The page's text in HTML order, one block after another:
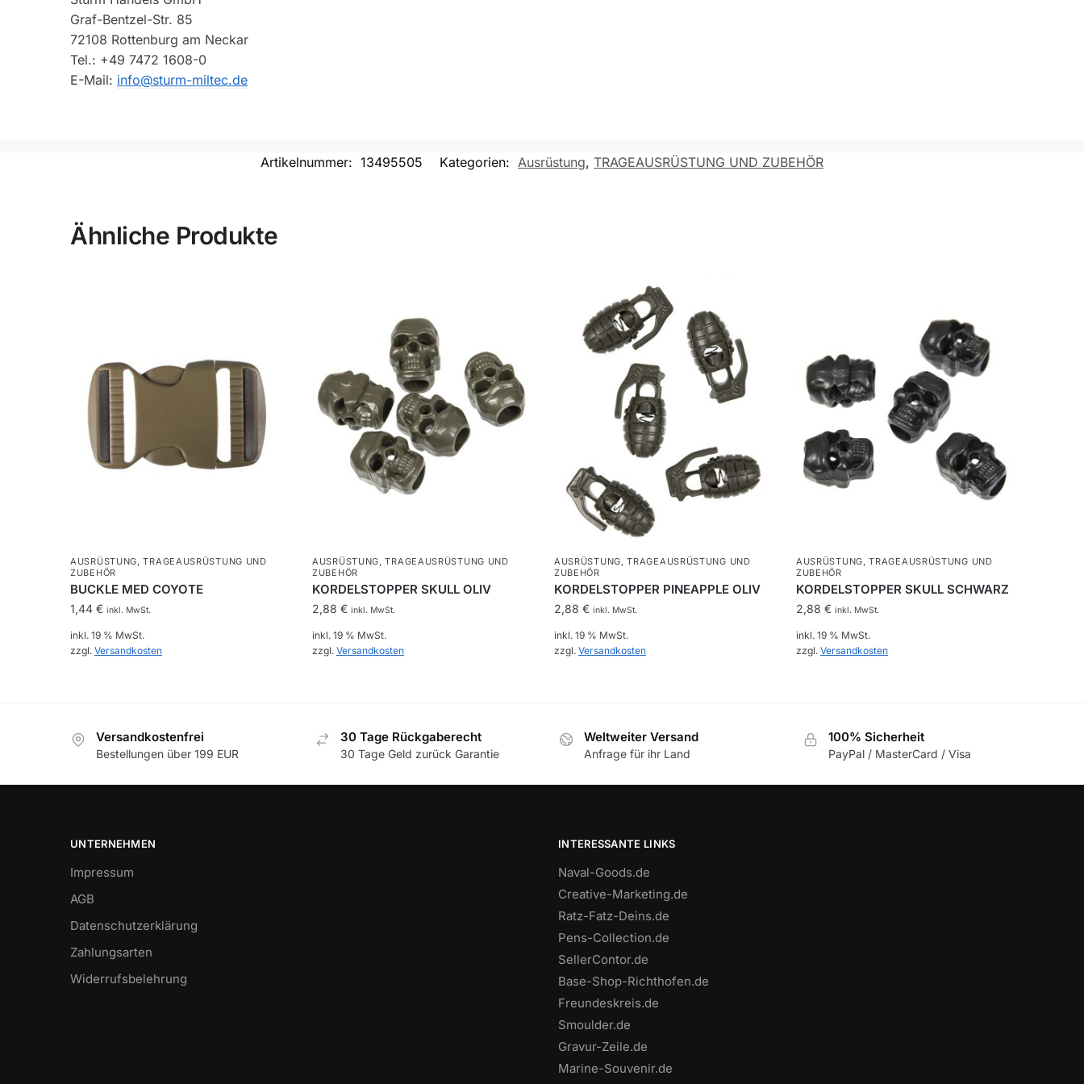
Graf-Bentzel-Str. 85
72108 Rottenburg am Neckar
Tel.: +49 7472 1608-0
E-Mail: info@sturm-miltec.de
Artikelnummer: 13495505 Kategorien: Ausrüstung, TRAGEAUSRÜSTUNG UND ZUBEHÖR
Ähnliche Produkte
AUSRÜSTUNG ,TRAGEAUSRÜSTUNG UND
ZUBEHÖR
BUCKLE MED COYOTE
1,44€ inkl. MwSt.
inkl. 19 % MwSt.
zzgl.Versandkosten
AUSRÜSTUNG ,TRAGEAUSRÜSTUNG UND
ZUBEHÖR
KORDELSTOPPER SKULL OLIV
2,88 € inkl. MwSt.
inkl. 19 % MwSt.
zzgl. Versandkosten
AUSRÜSTUNG ,TRAGEAUSRÜSTUNG UND
ZUBEHÖR
KORDELSTOPPER PINEAPPLE OLIV
2,88 € inkl. MwSt.
inkl. 19 % MwSt.
zzgl. Versandkosten
AUSRÜSTUNG ,TRAGEAUSRÜSTUNG UND
ZUBEHÖR
KORDELSTOPPER SKULL SCHWARZ
2,88 € inkl. MwSt.
inkl. 19 % MwSt.
zzgl. Versandkosten
Versandkostenfrei
Bestellungen über 199 EUR
30 Tage Rückgaberecht
30 Tage Geld zurück Garantie
Weltweiter Versand
Anfrage für ihr Land
100% Sicherheit
PayPal / MasterCard / Visa
UNTERNEHMEN
Impressum
AGB
Datenschutzerklärung
Zahlungsarten
Widerrufsbelehrung
INTERESSANTE LINKS
Naval-Goods.de
Creative-Marketing.de
Ratz-Fatz-Deins.de
Pens-Collection.de
SellerContor.de
Base-Shop-Richthofen.de
Freundeskreis.de
Smoulder.de
Gravur-Zeile.de
Marine-Souvenir.de